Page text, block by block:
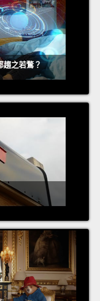
趨之若鶩？